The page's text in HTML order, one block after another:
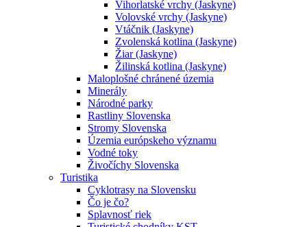
Vihorlatské vrchy (Jaskyne)
Volovské vrchy (Jaskyne)
Vtáčnik (Jaskyne)
Zvolenská kotlina (Jaskyne)
Žiar (Jaskyne)
Žilinská kotlina (Jaskyne)
Maloplošné chránené územia
Minerály
Národné parky
Rastliny Slovenska
Stromy Slovenska
Územia európskeho významu
Vodné toky
Živočíchy Slovenska
Turistika
Cyklotrasy na Slovensku
Čo je čo?
Splavnosť riek